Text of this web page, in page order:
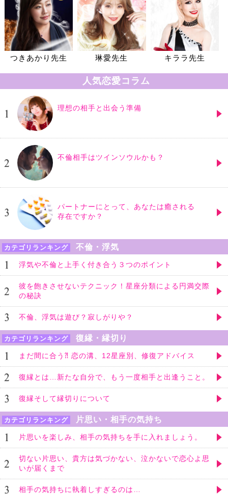
つきあかり先生 琳愛先生 キララ先生
人気恋愛コラム
理想の相手と出会う準備
不倫相手はツインソウルかも？
パートナーにとって、あなたは癒される
存在ですか？
カテゴリランキング 不倫・浮気
浮気や不倫と上手く付き合う３つのポイント
彼を飽きさせないテクニック！星座分類による円満交際
の秘訣
不倫、浮気は遊び？寂しがりや？
カテゴリランキング 復縁・縁切り
まだ間に合う⁈ 恋の溝、12星座別、修復アドバイス
復縁とは…新たな自分で、もう一度相手と出逢うこと。
復縁そして縁切りについて
カテゴリランキング 片思い・相手の気持ち
片思いを楽しみ、相手の気持ちを手に入れましょう。
切ない片思い、貴方は気づかない、泣かないで恋心よ思
いが届くまで
相手の気持ちに執着しすぎるのは…